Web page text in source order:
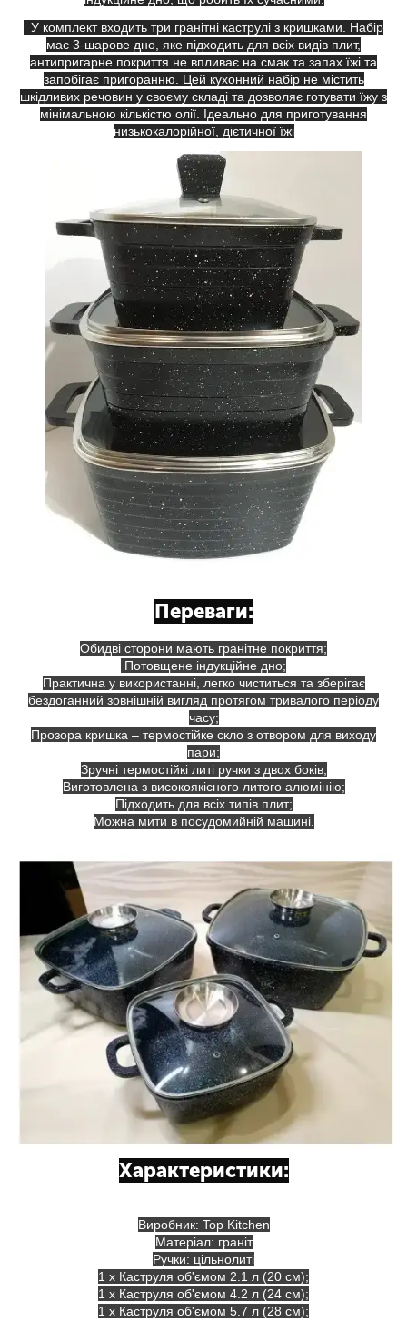
У комплект входить три гранітні каструлі з кришками. Набір
має 3-шарове дно, яке підходить для всіх видів плит,
антипригарне покриття не впливає на смак та запах їжі та
запобігає пригоранню. Цей кухонний набір не містить
шкідливих речовин у своєму складі та дозволяє готувати їжу з
мінімальною кількістю олії. Ідеально для приготування
низькокалорійної, дієтичної їжі
Переваги:
Обидві сторони мають гранітне покриття;
Потовщене індукційне дно;
Практична у використанні, легко чиститься та зберігає
бездоганний зовнішній вигляд протягом тривалого періоду
часу;
Прозора кришка – термостійке скло з отвором для виходу
пари;
Зручні термостійкі литі ручки з двох боків;
Виготовлена з високоякісного литого алюмінію;
Підходить для всіх типів плит;
Можна мити в посудомийній машині.
Характеристики:
Виробник: Top Kitchen
Матеріал: граніт
Ручки: цільнолиті
1 x Каструля об'ємом 2.1 л (20 см);
1 x Каструля об'ємом 4.2 л (24 см);
1 x Каструля об'ємом 5.7 л (28 см);